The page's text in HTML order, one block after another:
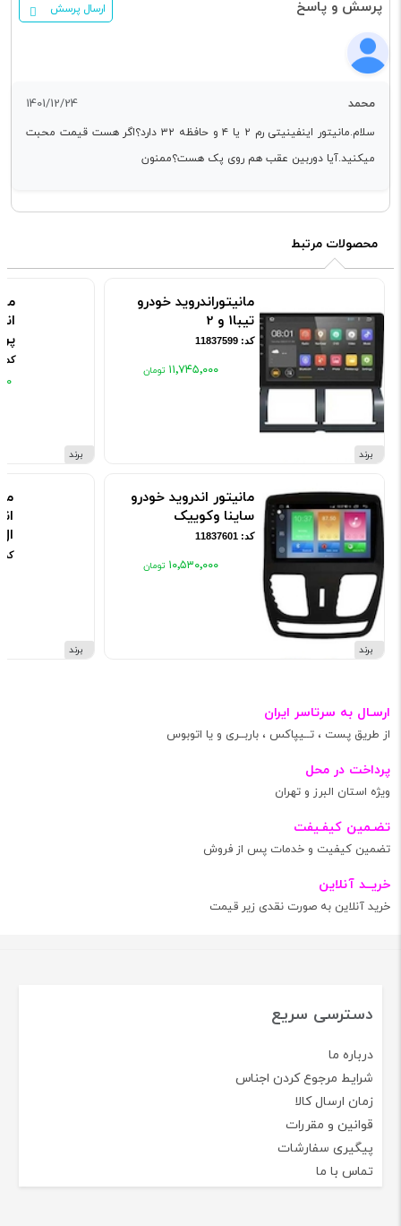
پرسش و پاسخ ارسال پرسش
محمد 1401/12/24
سلام.مانیتور اینفینیتی رم ۲ یا ۴ و حافظه ۳۲ دارد؟اگر هست قیمت محبت
میکنید.آیا دوربین عقب هم روی پک هست؟ممنون
محصولات مرتبط
برند
مانیتوراندروید خودرو
تیبا1 و 2
کد: 11837599
۱۱٬۷۴۵٬۰۰۰
برند
مانیتور اندروید خودرو
ساینا وکوییک
کد: 11837601
۱۰٬۵۳۰٬۰۰۰
برند
کد: 11837602
برند
ال
کد:
ارسـال به سرتاسر ایران
از طریق پست ، تــیپاکس ، باربــری و یا اتوبوس
پرداخت در محل
ویژه استان البرز و تهران
تضـمین کیفـیفت
تضمین کیفیت و خدمات پس از فروش
خریــد آنلاین
خرید آنلاین به صورت نقدی زیر قیمت
دسترسی سریع
درباره ما
شرایط مرجوع کردن اجناس
زمان ارسال کالا
قوانین و مقررات
پیگیری سفارشات
تماس با ما